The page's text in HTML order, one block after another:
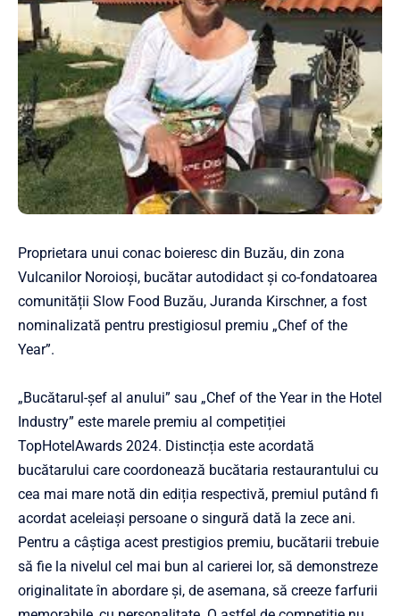
Proprietara unui conac boieresc din Buzău, din zona
Vulcanilor Noroioși, bucătar autodidact și co-fondatoarea
comunității Slow Food Buzău, Juranda Kirschner, a fost
nominalizată pentru prestigiosul premiu „Chef of the
Year”.
„Bucătarul-șef al anului” sau „Chef of the Year in the Hotel
Industry” este marele premiu al competiției
TopHotelAwards 2024. Distincția este acordată
bucătarului care coordonează bucătaria restaurantului cu
cea mai mare notă din ediția respectivă, premiul putând fi
acordat aceleiași persoane o singură dată la zece ani.
Pentru a câștiga acest prestigios premiu, bucătarii trebuie
să fie la nivelul cel mai bun al carierei lor, să demonstreze
originalitate în abordare și, de asemana, să creeze farfurii